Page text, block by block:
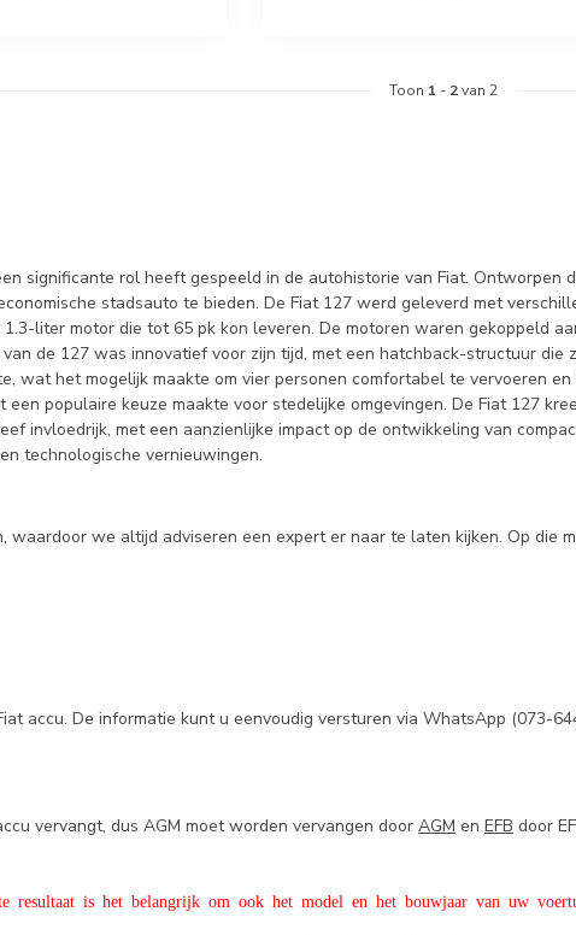
Toon 1 - 2van 2
significante rol heeft gespeeld in de autohistorie van Fiat. Ontworpen
stadsauto te bieden. De Fiat 127 werd geleverd met
liter motor die tot 65 pk kon leveren. De motoren waren gekoppeld
de 127 was innovatief voor zijn tijd, met een hatchback-structuur
wat het mogelijk maakte om vier personen comfortabel te vervoeren
populaire keuze maakte voor stedelijke omgevingen. De Fiat 127
invloedrijk, met een aanzienlijke impact op de ontwikkeling van
technologische vernieuwingen.
we altijd adviseren een expert er naar te laten kijken. Op die
accu. De informatie kunt u eenvoudig versturen via WhatsApp (073-
vervangt, dus AGM moet worden vervangen door AGM en EFB door
resultaat is het belangrijk om ook het model en het bouwjaar van uw